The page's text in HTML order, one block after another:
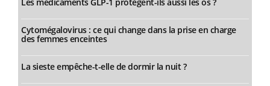
Cytomégalovirus : ce qui change dans la prise en charge
des femmes enceintes
La sieste empêche-t-elle de dormir la nuit ?